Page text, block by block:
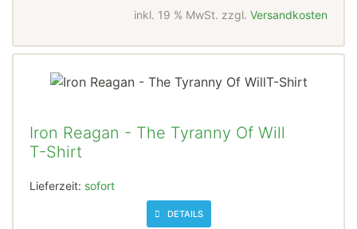
inkl. 19 % MwSt. zzgl. Versandkosten
Iron Reagan - The Tyranny Of Will
T-Shirt
Lieferzeit: sofort
DETAILS